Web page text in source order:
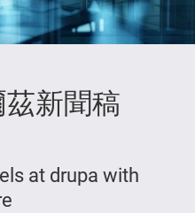
新聞稿
at drupa with